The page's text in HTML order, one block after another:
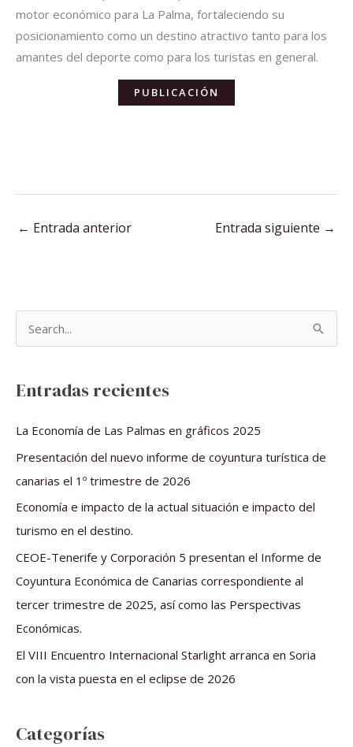
motor económico para La Palma, fortaleciendo su
posicionamiento como un destino atractivo tanto para los
amantes del deporte como para los turistas en general.
PUBLICACIÓN
← Entrada anterior Entrada siguiente →
a
Entradas recientes
La Economía de Las Palmas en gráficos 2025
Presentación del nuevo informe de coyuntura turística de
canarias el 1º trimestre de 2026
Economía e impacto de la actual situación e impacto del
turismo en el destino.
CEOE-Tenerife y Corporación 5 presentan el Informe de
Coyuntura Económica de Canarias correspondiente al
tercer trimestre de 2025, así como las Perspectivas
Económicas.
El VIII Encuentro Internacional Starlight arranca en Soria
con la vista puesta en el eclipse de 2026
Categorías